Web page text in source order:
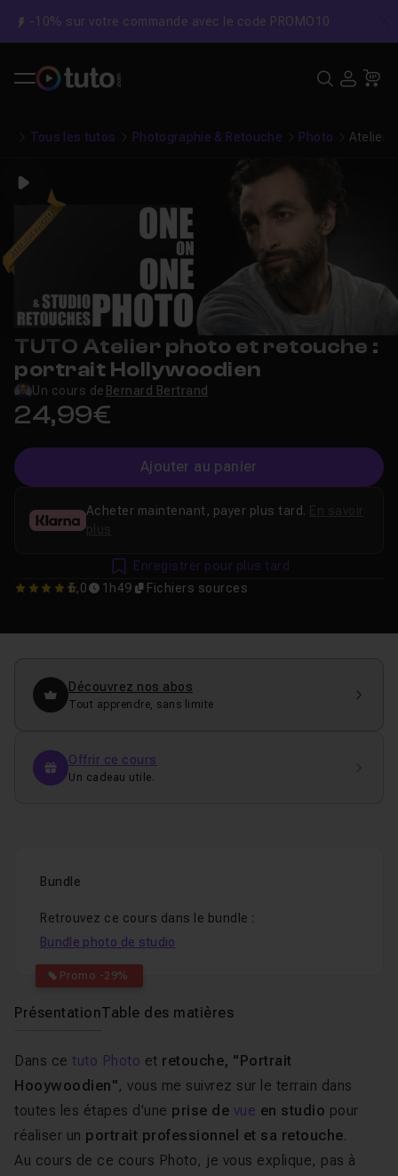
-10% sur votre commande avec le code PROMO10
Tous les tutos Photographie & Retouche Photo Atelier
Play
TUTO Atelier photo et retouche :
portrait Hollywoodien
Un cours de Bernard Bertrand
24,99€
Ajouter au panier
4.9591836734694
5,0 1h49 Fichiers sources
Acheter maintenant, payer plus tard.
plus
Enregistrer pour plus tard
Découvrez nos abos
Tout apprendre, sans limite
Offrir ce cours
Un cadeau utile.
Bundle
Retrouvez ce cours dans le bundle :
Promo -29%
Bundle photo de studio
PrésentationTable des matières
Dans ce tuto Photo et retouche, "Portrait
Hooywoodien", vous me suivrez sur le terrain dans
toutes les étapes d'une prise de vue en studio pour
réaliser un portrait professionnel et sa retouche.
Au cours de ce cours Photo, je vous explique, pas à